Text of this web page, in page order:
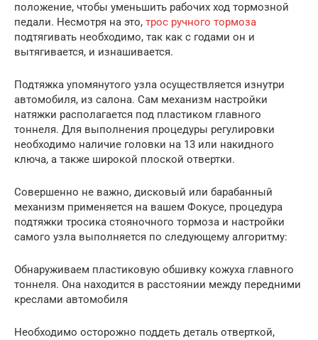
положение, чтобы уменьшить рабочих ход тормозной
педали. Несмотря на это, трос ручного тормоза
подтягивать необходимо, так как с годами он и
вытягивается, и изнашивается.
Подтяжка упомянутого узла осуществляется изнутри
автомобиля, из салона. Сам механизм настройки
натяжки располагается под пластиком главного
тоннеля. Для выполнения процедуры регулировки
необходимо наличие головки на 13 или накидного
ключа, а также широкой плоской отвертки.
Совершенно не важно, дисковый или барабанный
механизм применяется на вашем Фокусе, процедура
подтяжки тросика стояночного тормоза и настройки
самого узла выполняется по следующему алгоритму:
Обнаруживаем пластиковую обшивку кожуха главного
тоннеля. Она находится в расстоянии между передними
креслами автомобиля
Необходимо осторожно поддеть деталь отверткой,